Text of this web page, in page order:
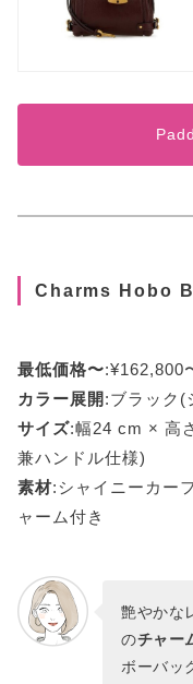
Charms Hobo
最低価格〜:¥162,800
カラー展開 :ブラック(
サイズ:幅24 cm × 高
兼ハンドル仕様)
素材:シャイニーカー
ャーム付き
艶やかな
のチャー
ボーバッ